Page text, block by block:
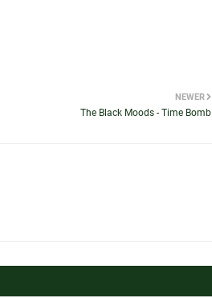
NEWER
The Black Moods - Time Bomb